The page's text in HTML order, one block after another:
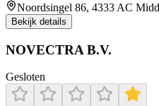
Noordsingel 86, 4333 AC
Bekijk details
NOVECTRA B.V.
Gesloten